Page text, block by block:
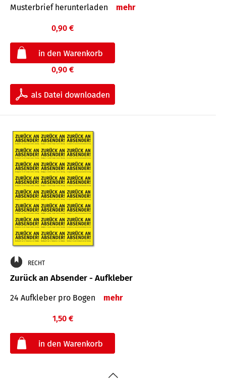
Musterbrief herunterladen
mehr
0,90 €
0,90 €
RECHT
Zurück an Absender - Aufkleber
24 Aufkleber pro Bogen mehr
1,50 €